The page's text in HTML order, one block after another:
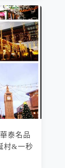
泰名品
村&一秒